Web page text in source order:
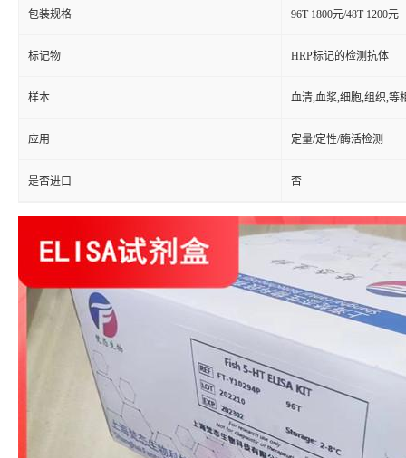
包装规格 96T 1800元/48T 1200元
标记物 HRP标记的检测抗体
样本 血清,血浆,细胞,组织,等
应用 定量/定性/酶活检测
是否进口 否